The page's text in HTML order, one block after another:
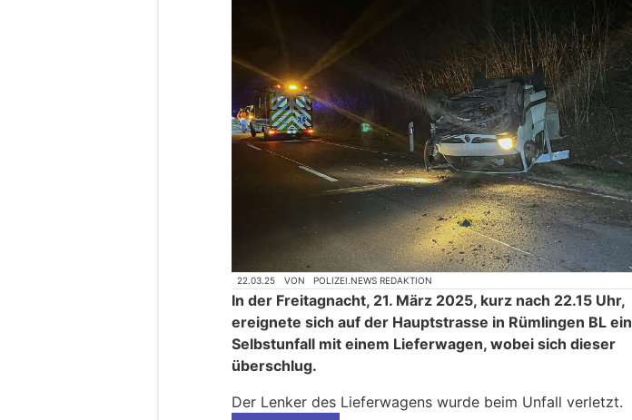
22.03.25 VON POLIZEI.NEWS REDAKTION
In der Freitagnacht, 21. März 2025, kurz nach 22.15 Uhr,
ereignete sich auf der Hauptstrasse in Rümlingen BL ein
Selbstunfall mit einem Lieferwagen, wobei sich dieser
überschlug.
Der Lenker des Lieferwagens wurde beim Unfall verletzt.